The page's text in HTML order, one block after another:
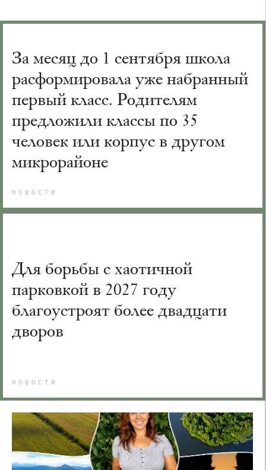
За месяц до 1 сентября школа
расформировала уже набранный
первый класс. Родителям
предложили классы по 35
человек или корпус в другом
микрорайоне
НОВОСТИ
Для борьбы с хаотичной
парковкой в 2027 году
благоустроят более двадцати
дворов
НОВОСТИ